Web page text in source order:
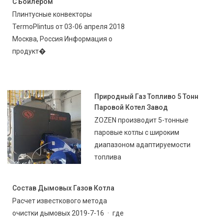
Плинтусные конвекторы
TermoPlintus от 03-06 апреля 2018
Москва, Россия Информация о
продукт�
Природный Газ Топливо 5 Тонн
Паровой Котел Завод
ZOZEN производит 5-тонные
паровые котлы с широким
диапазоном адаптируемости
топлива
Состав Дымовых Газов Котла
Расчет известкового метода
очистки дымовых 2019-7-16 · где